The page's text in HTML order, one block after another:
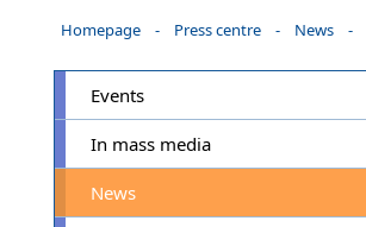
Homepage - Press centre - News -
Events
In mass media
News